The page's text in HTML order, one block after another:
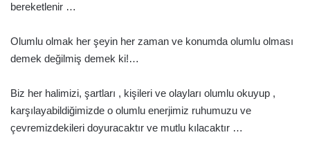
bereketlenir …
Olumlu olmak her şeyin her zaman ve konumda olumlu olması
demek değilmiş demek ki!…
Biz her halimizi, şartları , kişileri ve olayları olumlu okuyup ,
karşılayabildiğimizde o olumlu enerjimiz ruhumuzu ve
çevremizdekileri doyuracaktır ve mutlu kılacaktır …